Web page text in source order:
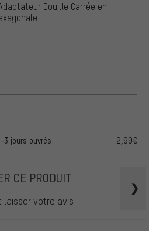
Douille Carrée en
3 jours ouvrés 2,99€
CE PRODUIT
laisser votre avis !